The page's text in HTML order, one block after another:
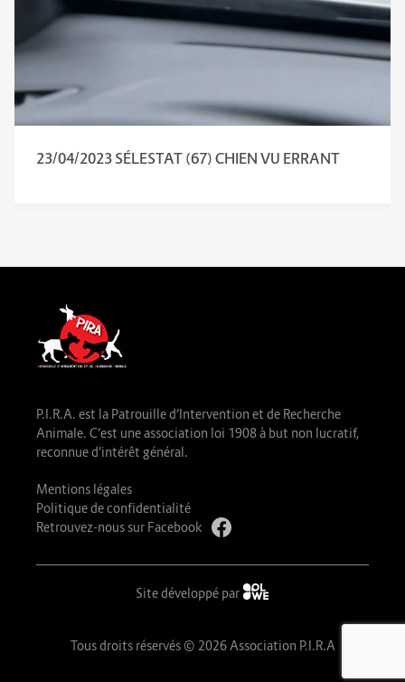
23/04/2023 SÉLESTAT (67) CHIEN VU ERRANT
P.I.R.A. est la Patrouille d’Intervention et de Recherche
Animale. C’est une association loi 1908 à but non lucratif,
reconnue d’intérêt général.
Mentions légales
Politique de confidentialité
Retrouvez-nous sur Facebook
Site développé par
Tous droits réservés © 2026 Association P.I.R.A